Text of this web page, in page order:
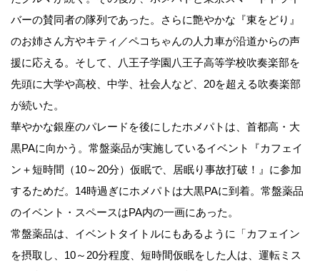
バーの賛同者の隊列であった。さらに艶やかな『東をどり』
のお姉さん方やキティ／ペコちゃんの人力車が沿道からの声
援に応える。そして、八王子学園八王子高等学校吹奏楽部を
先頭に大学や高校、中学、社会人など、20を超える吹奏楽部
が続いた。
華やかな銀座のパレードを後にしたホメパトは、首都高・大
黒PAに向かう。常盤薬品が実施しているイベント『カフェイ
ン＋短時間（10～20分）仮眠で、居眠り事故打破！』に参加
するためだ。14時過ぎにホメパトは大黒PAに到着。常盤薬品
のイベント・スペースはPA内の一画にあった。
常盤薬品は、イベントタイトルにもあるように「カフェイン
を摂取し、10～20分程度、短時間仮眠をした人は、運転ミス